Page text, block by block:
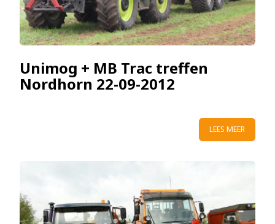
Unimog + MB Trac treffen
Nordhorn 22-09-2012
LEES MEER